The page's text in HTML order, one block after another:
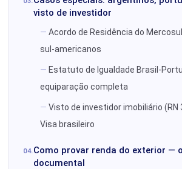
visto de investidor
Acordo de Residência do
sul-americanos
Estatuto de Igualdade Brasil-
equiparação completa
Visto de investidor imobiliário (RN
Visa brasileiro
Como provar renda do exterior —
documental